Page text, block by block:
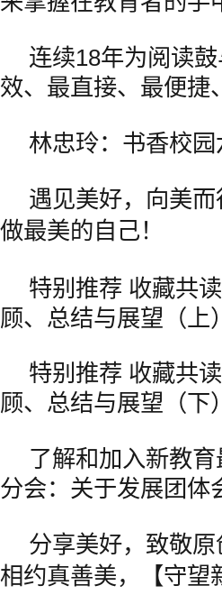
连续18年为阅读
效、最直接、最便捷
林忠玲：书香校园
遇见美好，向美
做最美的自己！
特别推荐 收藏共
顾、总结与展望（上）
特别推荐 收藏共
顾、总结与展望（下）
了解和加入新教
分会：关于发展团体
分享美好，致敬
相约真善美，【守望